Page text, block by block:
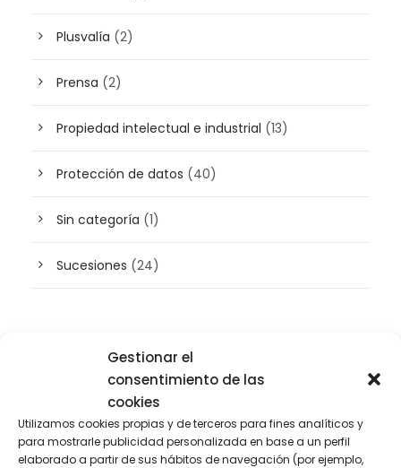
Gestionar el
consentimiento de las
cookies
Utilizamos cookies propias y de terceros para fines analíticos y
para mostrarle publicidad personalizada en base a un perfil
elaborado a partir de sus hábitos de navegación (por ejemplo,
Plusvalía (2)
Prensa (2)
Propiedad intelectual e industrial (13)
Protección de datos (40)
Sin categoría (1)
Sucesiones (24)
Buscador de artículos